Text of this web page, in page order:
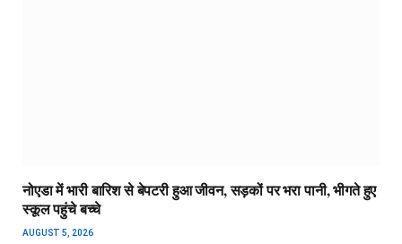
नोएडा में भारी बारिश से बेपटरी हुआ जीवन, सड़कों पर भरा पानी, भीगते हुए
स्कूल पहुंचे बच्चे
AUGUST 5, 2026